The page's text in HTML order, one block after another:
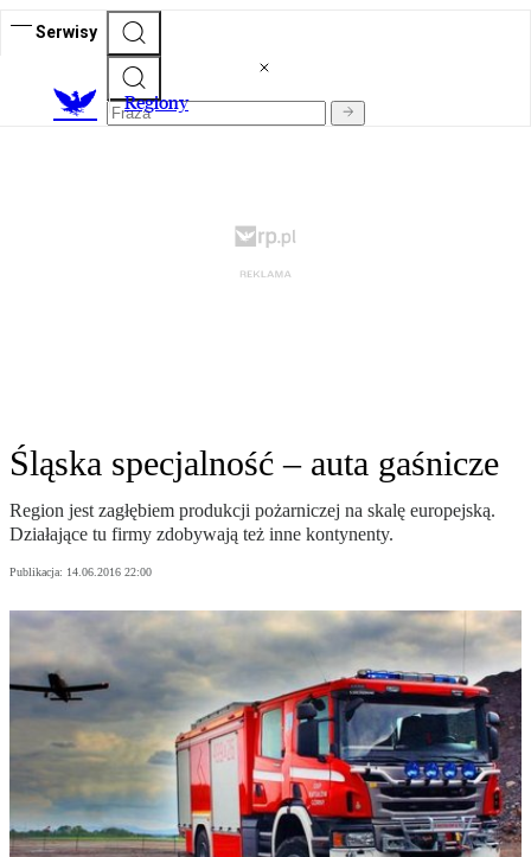
Serwisy
Regiony
Śląska specjalność – auta gaśnicze
Region jest zagłębiem produkcji pożarniczej na skalę europejską.
Działające tu firmy zdobywają też inne kontynenty.
Publikacja: 14.06.2016 22:00